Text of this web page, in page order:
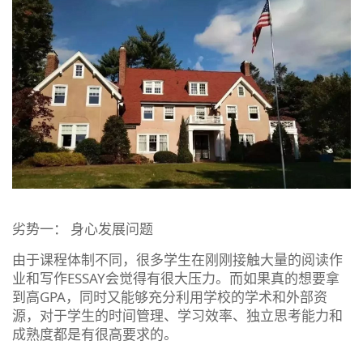
劣势一： 身心发展问题
由于课程体制不同，很多学生在刚刚接触大量的阅读作
业和写作ESSAY会觉得有很大压力。而如果真的想要拿
到高GPA，同时又能够充分利用学校的学术和外部资
源，对于学生的时间管理、学习效率、独立思考能力和
成熟度都是有很高要求的。